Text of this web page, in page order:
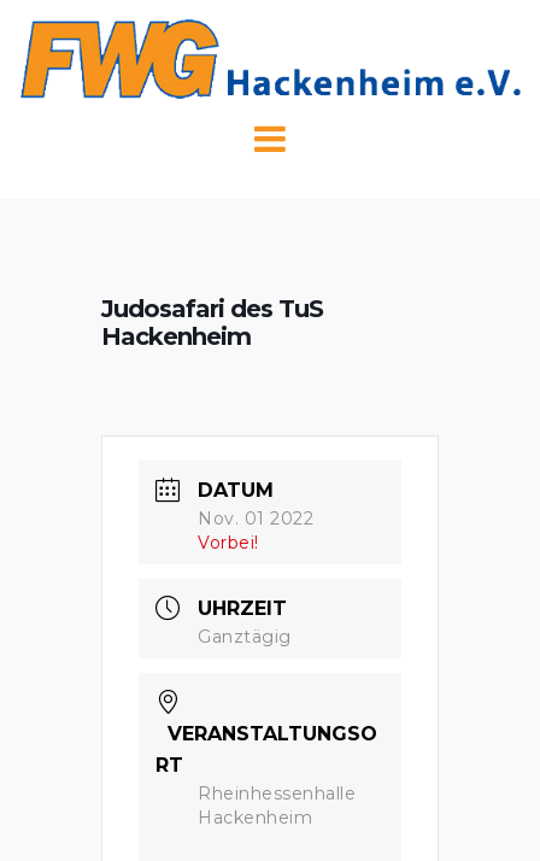
content
Judosafari des TuS
Hackenheim
DATUM
Nov. 01 2022
Vorbei!
UHRZEIT
Ganztägig
VERANSTALTUNGSO
RT
Rheinhessenhalle
Hackenheim